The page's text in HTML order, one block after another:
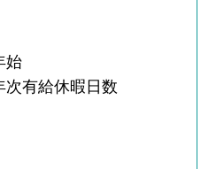
始
次有給休暇日数